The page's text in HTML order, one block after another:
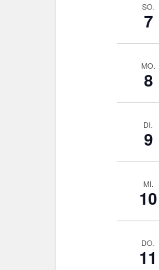
SO.
7
MO.
8
DI.
9
MI.
10
DO.
11